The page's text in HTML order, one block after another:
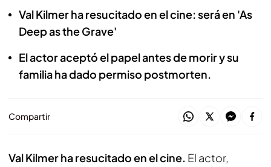
Val Kilmer ha resucitado en el cine: será en 'As
Deep as the Grave'
El actor aceptó el papel antes de morir y su
familia ha dado permiso postmorten.
Compartir
Val Kilmer ha resucitado en el cine. El actor,